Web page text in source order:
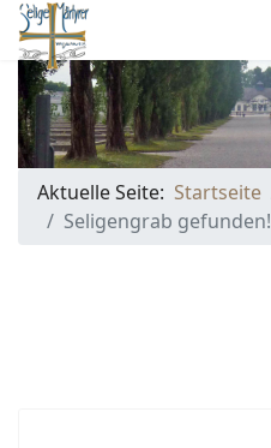
Aktuelle Seite: Startseite
Seligengrab gefunden!